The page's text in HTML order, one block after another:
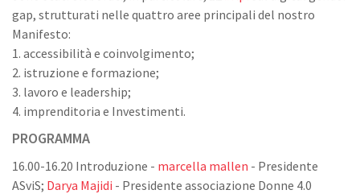
gap, strutturati nelle quattro aree principali del nostro
Manifesto:
1. accessibilità e coinvolgimento;
2. istruzione e formazione;
3. lavoro e leadership;
4. imprenditoria e Investimenti.
PROGRAMMA
16.00-16.20 Introduzione - marcella mallen - Presidente
ASviS; Darya Majidi - Presidente associazione Donne 4.0